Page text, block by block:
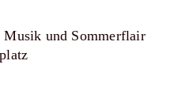
Musik und Sommerflair